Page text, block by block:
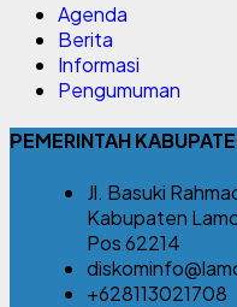
Agenda
Berita
Informasi
Pengumuman
PEMERINTAH
Jl. Basuki
Kabupaten
Pos 62214
+628113021708